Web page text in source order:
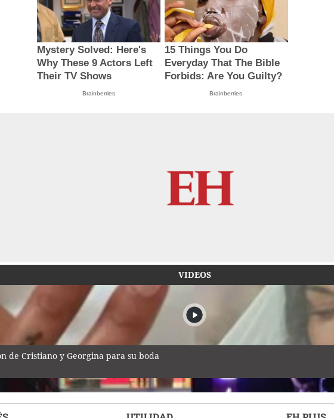
Mystery Solved: Here's
Why These 9 Actors Left
Their TV Shows
Brainberries
15 Things You Do
Everyday That The Bible
Forbids: Are You Guilty?
Brainberries
VIDEOS
de Cristiano y Georgina para su boda